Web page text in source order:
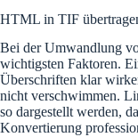
HTML in TIF
Bei der Umwandlung
wichtigsten Faktoren.
Überschriften klar
nicht verschwimmen.
so dargestellt werden,
Konvertierung